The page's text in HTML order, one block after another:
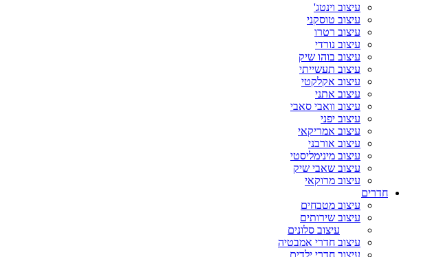
עיצוב וינטג'
עיצוב טוסקני
עיצוב רטרו
עיצוב נורדי
עיצוב בוהו שיק
עיצוב תעשייתי
עיצוב אקלקטי
עיצוב אתני
עיצוב וואבי סאבי
עיצוב יפני
עיצוב אמריקאי
עיצוב אורבני
עיצוב מינימליסטי
עיצוב שאבי שיק
עיצוב מרוקאי
חדרים
עיצוב מטבחים
עיצוב שירותים
עיצוב סלונים
עיצוב חדרי אמבטיה
עיצוב חדרי ילדים